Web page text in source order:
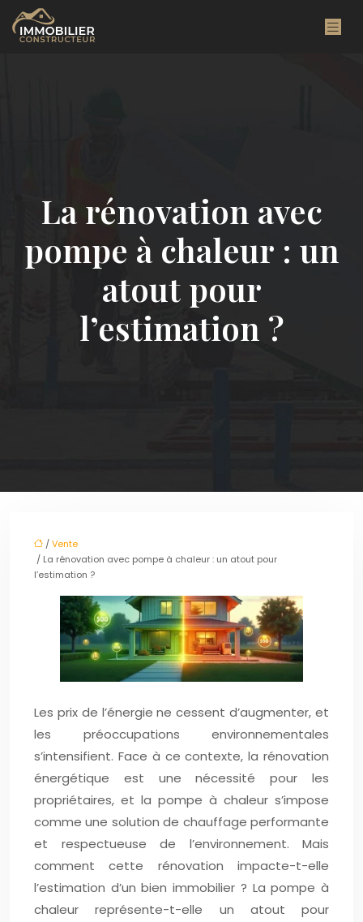
La rénovation avec
pompe à chaleur : un
atout pour
l’estimation ?
/Vente
/ La rénovation avec pompe à chaleur : un atout pour
l’estimation ?
Les prix de l’énergie ne cessent d’augmenter, et
les préoccupations environnementales
s’intensifient. Face à ce contexte, la rénovation
énergétique est une nécessité pour les
propriétaires, et la pompe à chaleur s’impose
comme une solution de chauffage performante
et respectueuse de l’environnement. Mais
comment cette rénovation impacte-t-elle
l’estimation d’un bien immobilier ? La pompe à
chaleur représente-t-elle un atout pour